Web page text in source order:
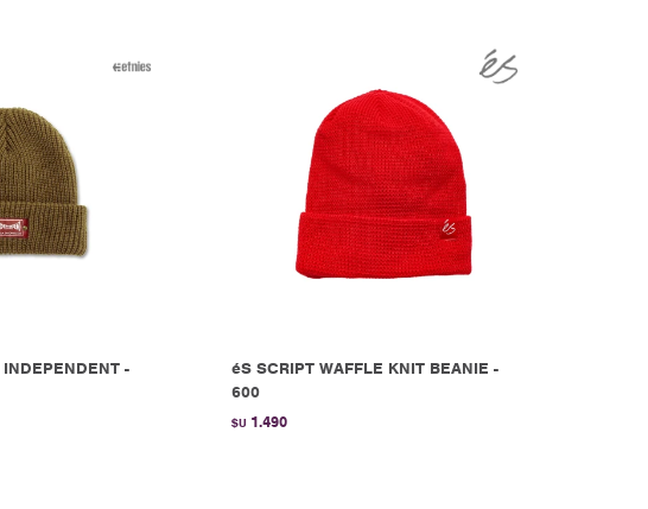
-
éS SCRIPT WAFFLE KNIT BEANIE -
600
$U 1.490